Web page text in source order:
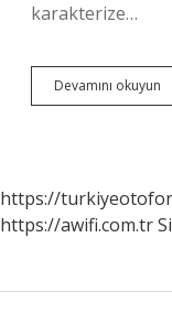
karakterize…
Devamını okuyun
https://
https://awifi.com.tr